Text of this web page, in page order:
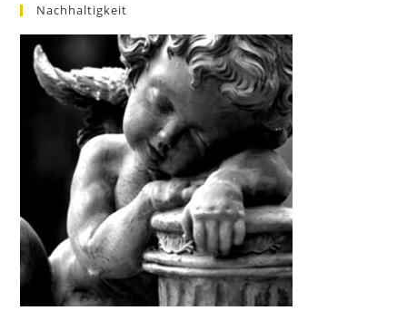
Nachhaltigkeit